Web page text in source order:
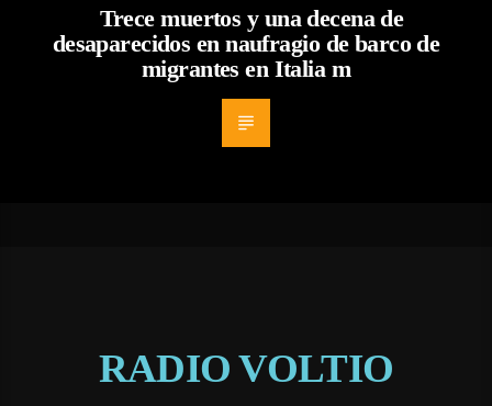
Trece muertos y una decena de
desaparecidos en naufragio de barco de
migrantes en Italia m
RADIO VOLTIO